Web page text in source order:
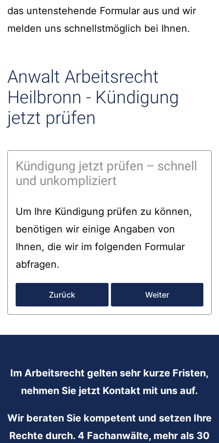
das untenstehende Formular aus und wir
melden uns schnellstmöglich bei Ihnen.
Anwalt Arbeitsrecht
Heilbronn - Kündigung
jetzt prüfen
Kündigung jetzt prüfen – schnell
und unkompliziert
Um Ihre Kündigung prüfen zu können,
benötigen wir einige Angaben von
Ihnen, die wir im folgenden Formular
abfragen.
Zurück Weiter
Im Arbeitsrecht gelten sehr kurze Fristen,
nehmen Sie jetzt Kontakt mit uns auf.
Wir beraten Sie kompetent und setzen Ihre
Rechte durch. 4 Fachanwälte, mehr als 30